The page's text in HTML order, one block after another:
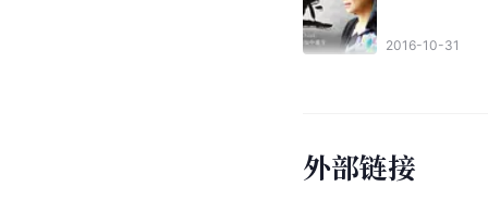
2016-10-31
外部链接